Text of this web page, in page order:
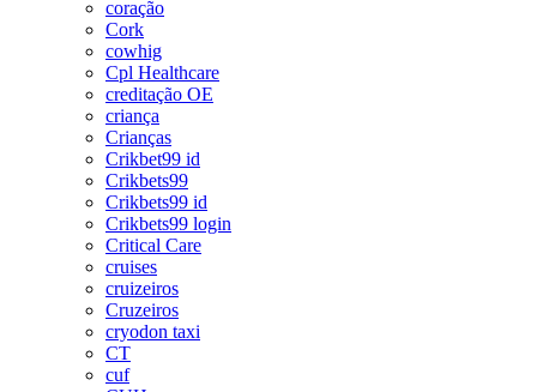
coração
Cork
cowhig
Cpl Healthcare
creditação OE
criança
Crianças
Crikbet99 id
Crikbets99
Crikbets99 id
Crikbets99 login
Critical Care
cruises
cruizeiros
Cruzeiros
cryodon taxi
CT
cuf